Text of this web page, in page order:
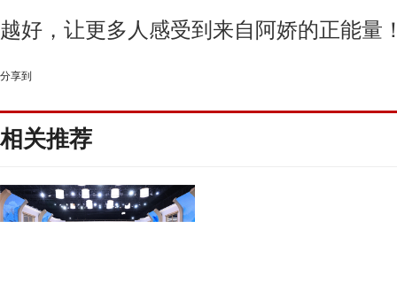
越好，让更多人感受到来自阿娇的正能量
分享到
相关推荐